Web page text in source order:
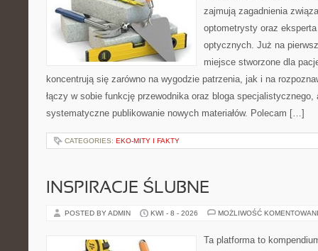
zajmują zagadnienia
optometrysty oraz
optycznych. Już na
miejsce stworzone dla
koncentrują się zarówno na wygodzie patrzenia, jak i na
łączy w sobie funkcję przewodnika oraz bloga specjalistycznego,
systematyczne publikowanie nowych materiałów. Polecam […]
CATEGORIES: EKO-MITY I FAKTY
INSPIRACJE ŚLUBNE
POSTED BY ADMIN KWI - 8 - 2026 MOŻLIWOŚĆ
Ta platforma to